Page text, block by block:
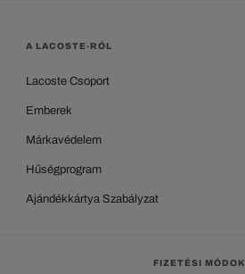
A LACOSTE-RÓL
Lacoste Csoport
Emberek
Márkavédelem
Hűségprogram
Ajándékkártya Szabályzat
FIZETÉSI MÓDOK